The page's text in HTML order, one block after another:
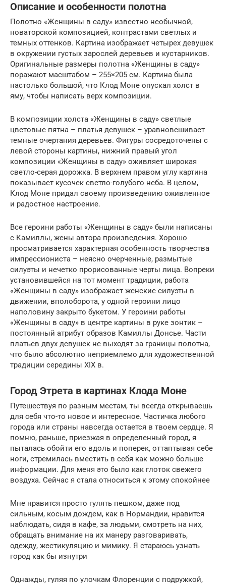
Описание и особенности полотна
Полотно «Женщины в саду» известно необычной,
новаторской композицией, контрастами светлых и
темных оттенков. Картина изображает четырех девушек
в окружении густых зарослей деревьев и кустарников.
Оригинальные размеры полотна «Женщины в саду»
поражают масштабом – 255×205 см. Картина была
настолько большой, что Клод Моне опускал холст в
яму, чтобы написать верх композиции.
В композиции холста «Женщины в саду» светлые
цветовые пятна – платья девушек – уравновешивает
темные очертания деревьев. Фигуры сосредоточены с
левой стороны картины, нижний правый угол
композиции «Женщины в саду» оживляет широкая
светло-серая дорожка. В верхнем правом углу картина
показывает кусочек светло-голубого неба. В целом,
Клод Моне придал своему произведению оживленное
и радостное настроение.
Все героини работы «Женщины в саду» были написаны
с Камиллы, жены автора произведения. Хорошо
просматривается характерная особенность творчества
импрессиониста – неясно очерченные, размытые
силуэты и нечетко прорисованные черты лица. Вопреки
установившейся на тот момент традиции, работа
«Женщины в саду» изображает женские силуэты в
движении, вполоборота, у одной героини лицо
наполовину закрыто букетом. У героини работы
«Женщины в саду» в центре картины в руке зонтик –
постоянный атрибут образов Камиллы Донсье. Части
платьев двух девушек не выходят за границы полотна,
что было абсолютно неприемлемо для художественной
традиции середины XIX в.
Город Этрета в картинах Клода Моне
Путешествуя по разным местам, ты всегда открываешь
для себя что-то новое и интересное. Частичка любого
города или страны навсегда остается в твоем сердце. Я
помню, раньше, приезжая в определенный город, я
пыталась обойти его вдоль и поперек, оттаптывая себе
ноги, стремилась вместить в себя как можно больше
информации. Для меня это было как глоток свежего
воздуха. Сейчас я стала относиться к этому спокойнее
Мне нравится просто гулять пешком, даже под
сильным, косым дождем, как в Нормандии, нравится
наблюдать, сидя в кафе, за людьми, смотреть на них,
обращать внимание на их манеру разговаривать,
одежду, жестикуляцию и мимику. Я стараюсь узнать
город как бы изнутри
Однажды, гуляя по улочкам Флоренции с подружкой,